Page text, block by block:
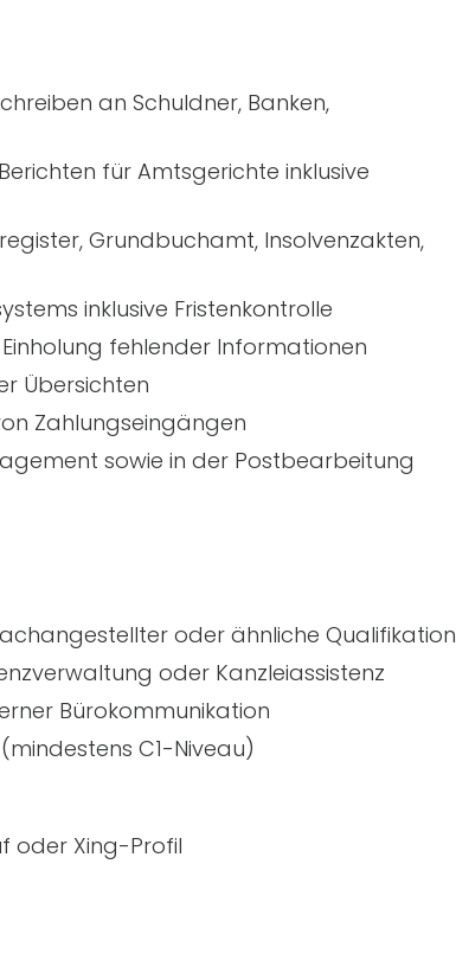
an Schuldner, Banken,
für Amtsgerichte inklusive
Grundbuchamt, Insolvenzakten,
inklusive Fristenkontrolle
fehlender Informationen
Übersichten
Zahlungseingängen
sowie in der Postbearbeitung
oder ähnliche Qualifikation
oder Kanzleiassistenz
Bürokommunikation
C1-Niveau)
oder Xing-Profil